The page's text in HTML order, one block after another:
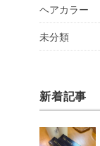
ヘアカラー
未分類
新着記事